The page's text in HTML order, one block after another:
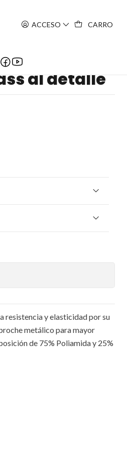
ACCESO CARRO
al detalle
resistencia y elasticidad por su
metálico para mayor
de 75% Poliamida y 25%